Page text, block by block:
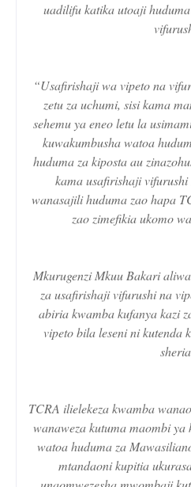
uadilifu katika utoaji
“Usafirishaji wa vipeto na
zetu za uchumi, sisi kama
sehemu ya eneo letu la
kuwakumbusha watoa
huduma za kiposta au
kama usafirishaji
wanasajili huduma zao hapa
zao zimefikia ukomo
Mkurugenzi Mkuu Bakari
za usafirishaji vifurushi na
abiria kwamba kufanya kazi
vipeto bila leseni ni kutenda
TCRA ilielekeza kwamba
wanaweza kutuma maombi
watoa huduma za
mtandaoni kupitia